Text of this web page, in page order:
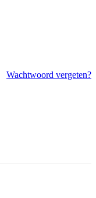
Wachtwoord vergeten?